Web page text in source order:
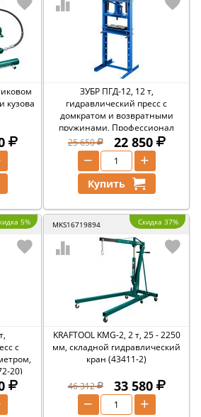
кузова
ЗУБР ПГД-12, 12 т,
гидравлический пресс с
домкратом и возвратными
пружинами, Профессионал
(43070-12)
25 650 22 850
+
−
Купить
5%
с
20)
MKS16719894 Скидка 37%
KRAFTOOL KMG-2, 2 т, 25 - 2250
мм, складной гидравлический
кран (43411-2)
46 312 33 580
+
−